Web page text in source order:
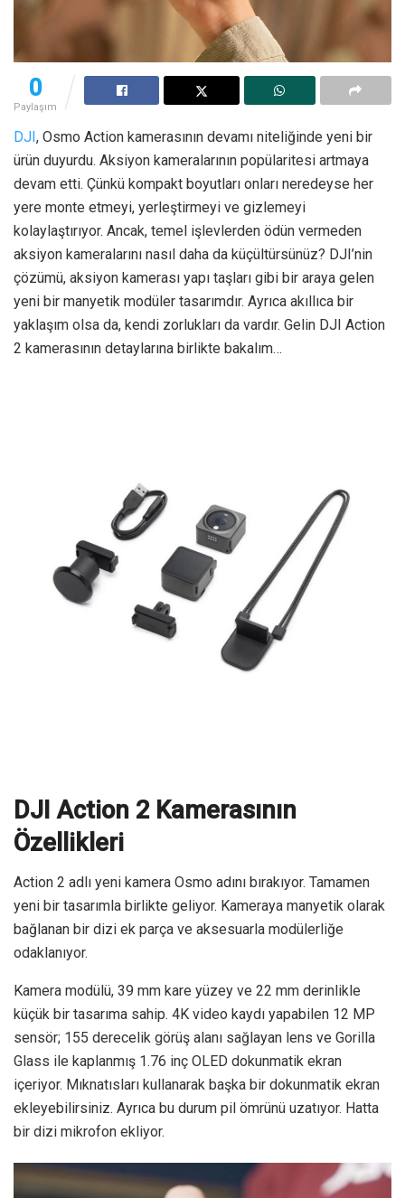
0
Paylaşım
DJI , Osmo Action kamerasının devamı niteliğinde yeni bir
ürün duyurdu. Aksiyon kameralarının popülaritesi artmaya
devam etti. Çünkü kompakt boyutları onları neredeyse her
yere monte etmeyi, yerleştirmeyi ve gizlemeyi
kolaylaştırıyor. Ancak, temel işlevlerden ödün vermeden
aksiyon kameralarını nasıl daha da küçültürsünüz? DJI’nin
çözümü, aksiyon kamerası yapı taşları gibi bir araya gelen
yeni bir manyetik modüler tasarımdır. Ayrıca akıllıca bir
yaklaşım olsa da, kendi zorlukları da vardır. Gelin DJI Action
2 kamerasının detaylarına birlikte bakalım…
DJI Action 2 Kamerasının
Özellikleri
Action 2 adlı yeni kamera Osmo adını bırakıyor. Tamamen
yeni bir tasarımla birlikte geliyor. Kameraya manyetik olarak
bağlanan bir dizi ek parça ve aksesuarla modülerliğe
odaklanıyor.
Kamera modülü, 39 mm kare yüzey ve 22 mm derinlikle
küçük bir tasarıma sahip. 4K video kaydı yapabilen 12 MP
sensör; 155 derecelik görüş alanı sağlayan lens ve Gorilla
Glass ile kaplanmış 1.76 inç OLED dokunmatik ekran
içeriyor. Mıknatısları kullanarak başka bir dokunmatik ekran
ekleyebilirsiniz. Ayrıca bu durum pil ömrünü uzatıyor. Hatta
bir dizi mikrofon ekliyor.